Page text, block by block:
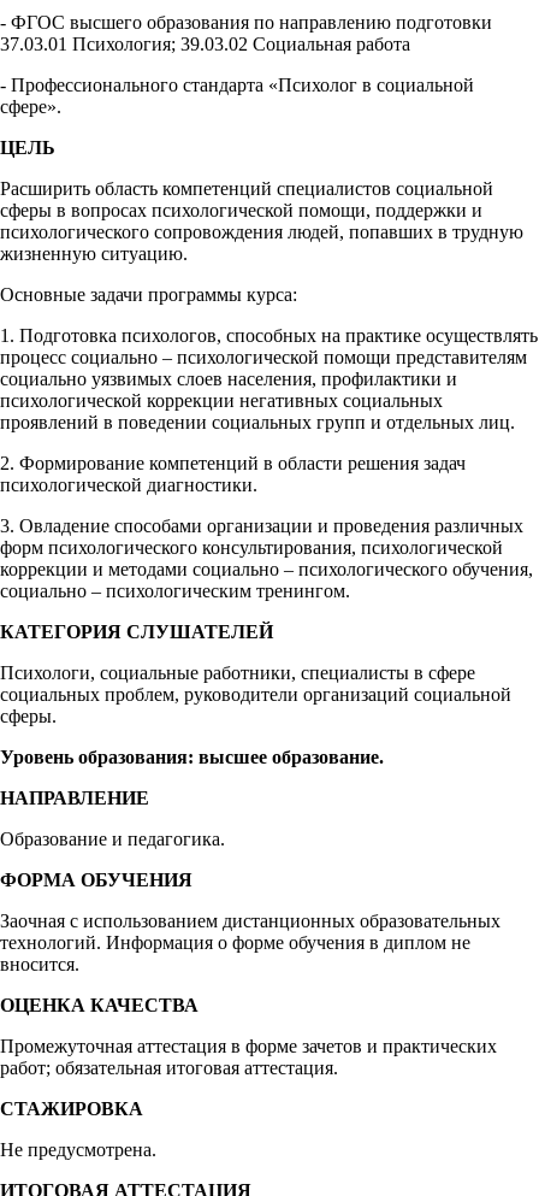
- ФГОС высшего образования по направлению подготовки
37.03.01 Психология; 39.03.02 Социальная работа
- Профессионального стандарта «Психолог в социальной
сфере».
ЦЕЛЬ
Расширить область компетенций специалистов социальной
сферы в вопросах психологической помощи, поддержки и
психологического сопровождения людей, попавших в трудную
жизненную ситуацию.
Основные задачи программы курса:
1. Подготовка психологов, способных на практике осуществлять
процесс социально – психологической помощи представителям
социально уязвимых слоев населения, профилактики и
психологической коррекции негативных социальных
проявлений в поведении социальных групп и отдельных лиц.
2. Формирование компетенций в области решения задач
психологической диагностики.
3. Овладение способами организации и проведения различных
форм психологического консультирования, психологической
коррекции и методами социально – психологического обучения,
социально – психологическим тренингом.
КАТЕГОРИЯ СЛУШАТЕЛЕЙ
Психологи, социальные работники, специалисты в сфере
социальных проблем, руководители организаций социальной
сферы.
Уровень образования: высшее образование.
НАПРАВЛЕНИЕ
Образование и педагогика.
ФОРМА ОБУЧЕНИЯ
Заочная с использованием дистанционных образовательных
технологий. Информация о форме обучения в диплом не
вносится.
ОЦЕНКА КАЧЕСТВА
Промежуточная аттестация в форме зачетов и практических
работ; обязательная итоговая аттестация.
СТАЖИРОВКА
Не предусмотрена.
ИТОГОВАЯ АТТЕСТАЦИЯ